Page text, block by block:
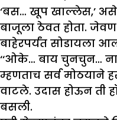
‘बस… खूप खाल्लेस,’
बाजूला ठेवत होता.
बाहेरपर्यंत सोडायला
‘‘ओके… बाय चुनचुन…
म्हणताच सर्व मोठयाने
वाटले. उदास होऊन ती
बसली.